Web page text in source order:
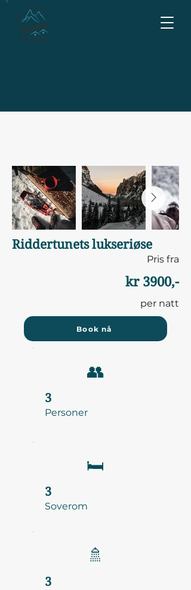
Riddertunets lukseriøse
Pris fra
kr 3900,-
per natt
Book nå
👥
3
Personer
🛏️
3
Soverom
🚿
3